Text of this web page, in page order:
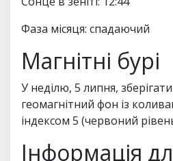
Фаза місяця: спадаючий
Магнітні бурі
У неділю, 5 липня,
геомагнітний фон із
індексом 5 (червоний
Інформація